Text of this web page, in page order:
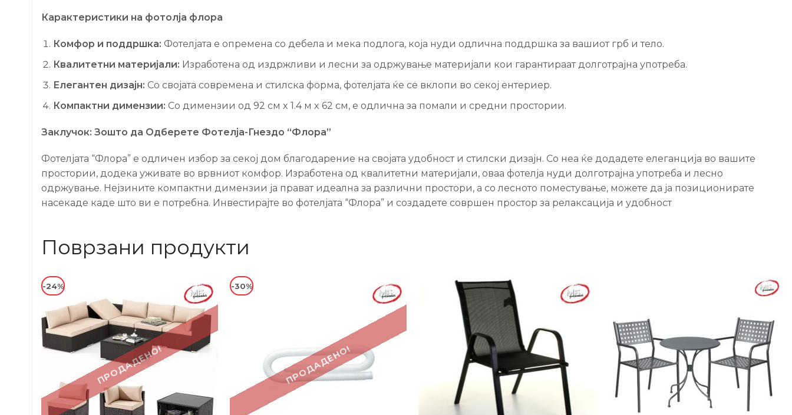
Карактеристики на фотолја флора
Комфор и поддршка: Фотелјата е опремена со дебела и мека подлога, која нуди одлична поддршка за вашиот грб и тело.
Квалитетни материјали: Изработена од издржливи и лесни за одржување материјали кои гарантираат долготрајна употреба.
Елегантен дизајн: Со својата современа и стилска форма, фотелјата ќе се вклопи во секој ентериер.
Компактни димензии: Со димензии од 92 см x 1.4 м x 62 см, е одлична за помали и средни простории.
Заклучок: Зошто да Одберете Фотелја-Гнездо “Флора”
Фотелјата “Флора” е одличен избор за секој дом благодарение на својата удобност и стилски дизајн. Со неа ќе додадете елеганција во вашите
простории, додека уживате во врвниот комфор. Изработена од квалитетни материјали, оваа фотелја нуди долготрајна употреба и лесно
одржување. Нејзините компактни димензии ја прават идеална за различни простори, а со лесното поместување, можете да ја позиционирате
насекаде каде што ви е потребна. Инвестирајте во фотелјата “Флора” и создадете совршен простор за релаксација и удобност
Поврзани продукти
ПРОДАДЕНО!
-24%
ПРОДАДЕНО!
-30%